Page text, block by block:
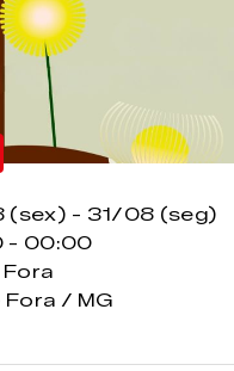
(sex) - 31/08 (seg)
- 00:00
Fora
Fora / MG